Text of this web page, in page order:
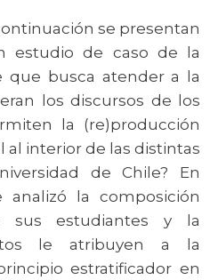
se presentan
estudio de caso de la
que busca atender a la
los discursos de los
la (re)producción
al interior de las distintas
de Chile? En
la composición
sus estudiantes y la
le atribuyen a la
estratificador en